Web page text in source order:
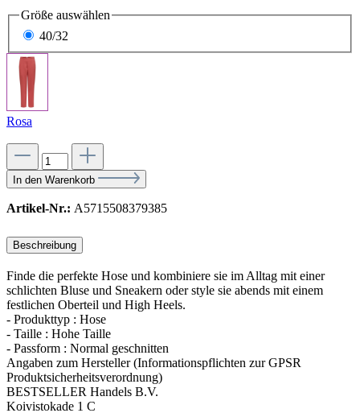
Größe auswählen
40/32
Rosa
In den Warenkorb
Artikel-Nr.: A5715508379385
Beschreibung
Finde die perfekte Hose und kombiniere sie im Alltag mit einer
schlichten Bluse und Sneakern oder style sie abends mit einem
festlichen Oberteil und High Heels.
- Produkttyp : Hose
- Taille : Hohe Taille
- Passform : Normal geschnitten
Angaben zum Hersteller (Informationspflichten zur GPSR
Produktsicherheitsverordnung)
BESTSELLER Handels B.V.
Koivistokade 1 C